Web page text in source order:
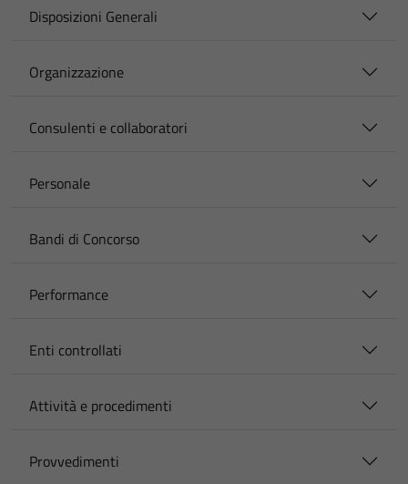
Disposizioni Generali
Organizzazione
Consulenti e collaboratori
Personale
Bandi di Concorso
Performance
Enti controllati
Attività e procedimenti
Provvedimenti